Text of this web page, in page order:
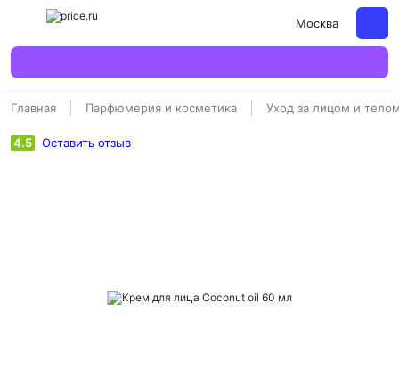
Москва
Главная Парфюмерия и косметика Уход за лицом и
4.5 Оставить отзыв